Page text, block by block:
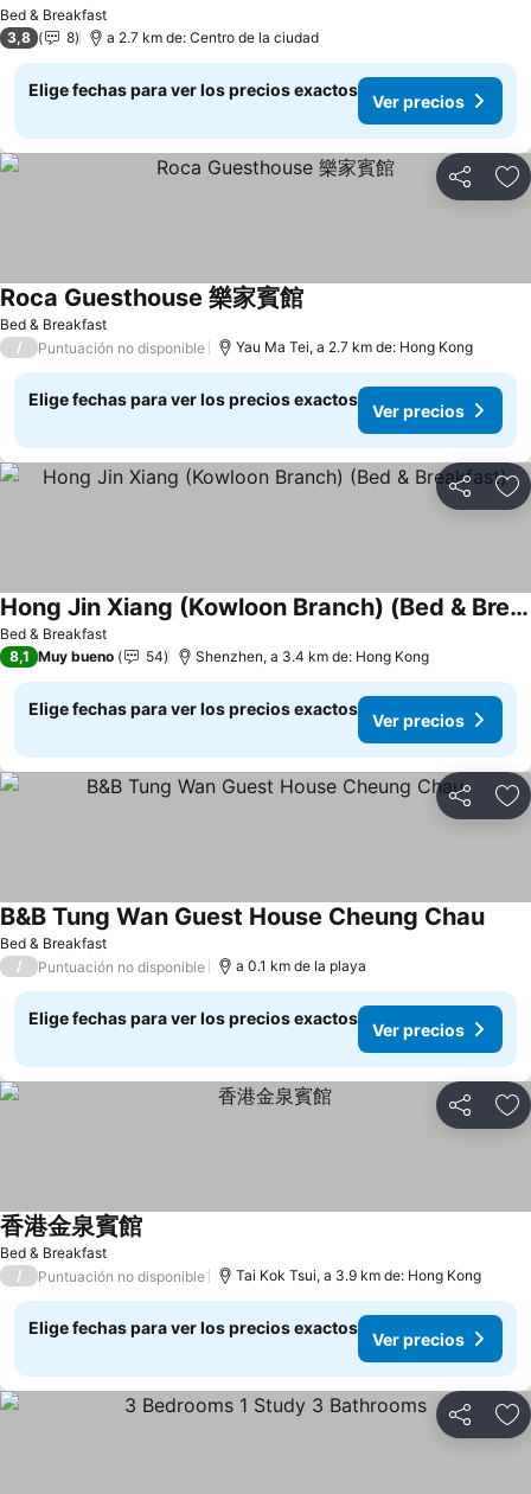
Bed & Breakfast
3,8 8 a 2.7 km de: Centro de la ciudad
Elige fechas para ver los precios exactos
Ver precios
Compartir
Bed & Breakfast
Roca Guesthouse 樂家賓館
/ Puntuación no disponible Yau Ma Tei, a 2.7 km de: Hong Kong
Elige fechas para ver los precios exactos
Ver precios
Compartir
Bed & Breakfast
Hong Jin Xiang (Kowloon Branch) (Bed & Breakfast)
Ver precios
8,1 Muy bueno 54 Shenzhen, a 3.4 km de: Hong Kong
Elige fechas para ver los precios exactos
Ver precios
Compartir
Bed & Breakfast
B&B Tung Wan Guest House Cheung ChauVer
/ Puntuación no disponible a 0.1 km de la playa
Elige fechas para ver los precios exactos
Ver precios
Compartir
Bed & Breakfast
香港金泉賓館
/ Puntuación no disponible Tai Kok Tsui, a 3.9 km de: Hong Kong
Elige fechas para ver los precios exactos
Ver precios
Compartir